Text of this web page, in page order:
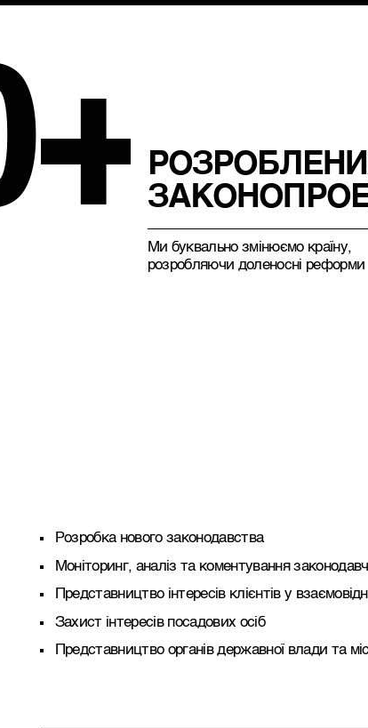
Ми буквально змінюємо країну,
розробляючи доленосні реформи
Розробка нового законодавства
Моніторинг, аналіз та коментування
Представництво інтересів клієнтів у
Захист інтересів посадових осіб
Представництво органів державної влади та